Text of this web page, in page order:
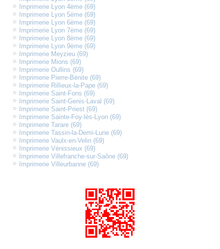
Imprimerie Lyon 4ème (69)
Imprimerie Lyon 5ème (69)
Imprimerie Lyon 6ème (69)
Imprimerie Lyon 7ème (69)
Imprimerie Lyon 8ème (69)
Imprimerie Lyon 9ème (69)
Imprimerie Meyzieu (69)
Imprimerie Mions (69)
Imprimerie Oullins (69)
Imprimerie Pierre-Bénite (69)
Imprimerie Rillieux-la-Pape (69)
Imprimerie Saint-Fons (69)
Imprimerie Saint-Genis-Laval (69)
Imprimerie Saint-Priest (69)
Imprimerie Sainte-Foy-lès-Lyon (69)
Imprimerie Tarare (69)
Imprimerie Tassin-la-Demi-Lune (69)
Imprimerie Vaulx-en-Velin (69)
Imprimerie Vénissieux (69)
Imprimerie Villefranche-sur-Saône (69)
Imprimerie Villeurbanne (69)